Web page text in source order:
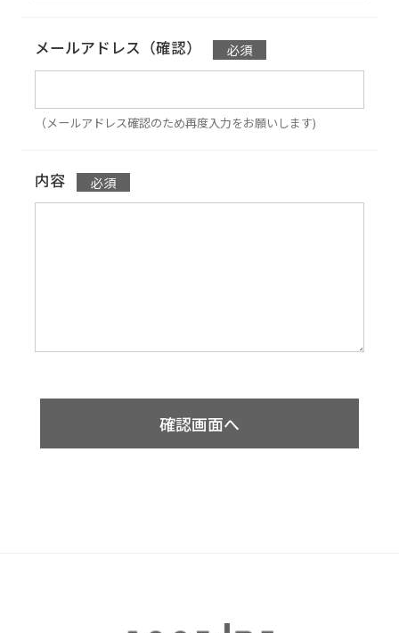
メールアドレス（確認）
（メールアドレス確認のため再度入力をお願いします)
内容